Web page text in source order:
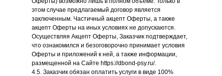
этом случае предлагаемый договор является
заключенным. Частичный акцепт Оферты, а также
акцепт Оферты на иных условиях не допускаются.
Осуществляя Акцепт Оферты, Заказчик подтверждает,
что ознакомился и безоговорочно принимает условия
Оферты и приложений к ней, а также информации,
размещенной на Сайте https://dbond-psy.ru/.
4.5. Заказчик обязан оплатить услуги в виде 100%